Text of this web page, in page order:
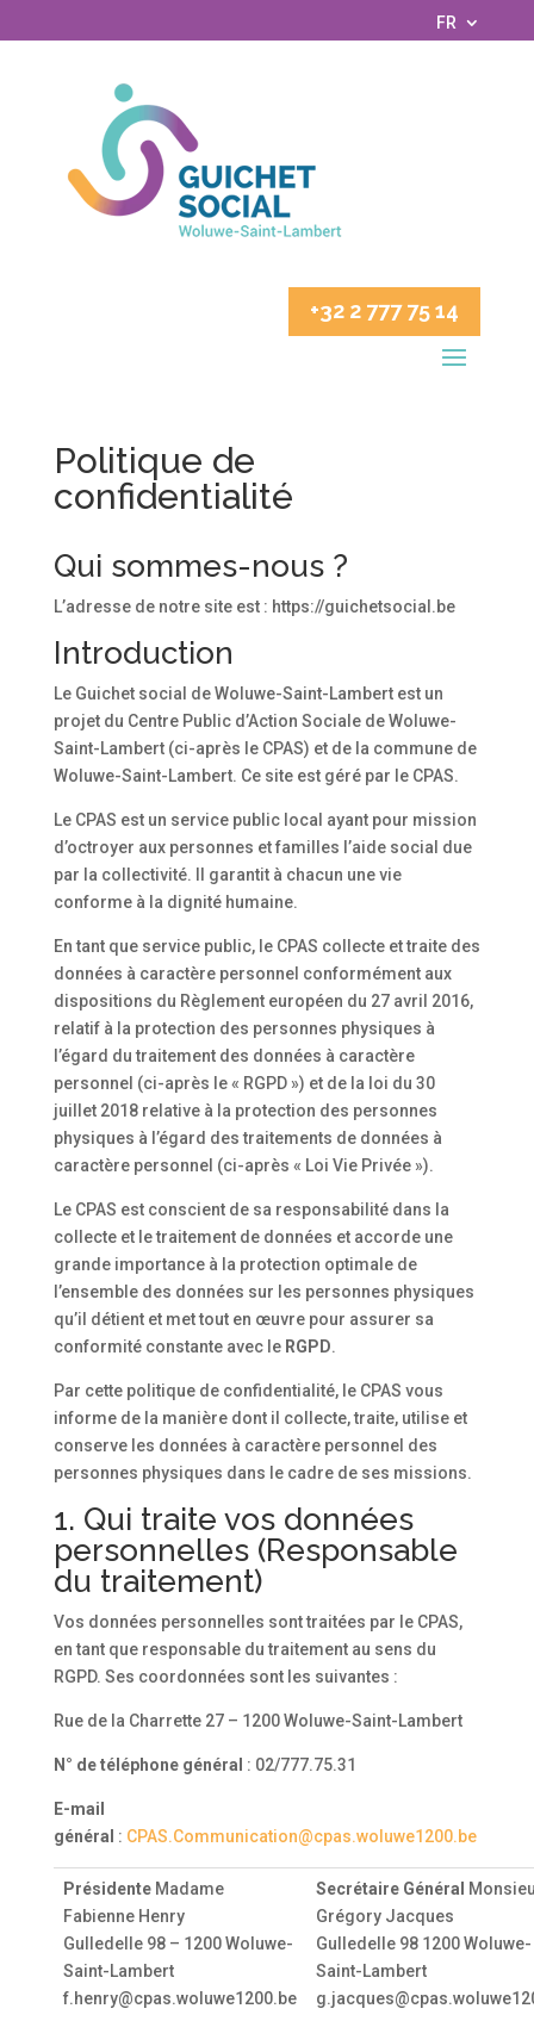
FR
+32 2 777 75 14
Politique de
confidentialité
Qui sommes-nous ?
L’adresse de notre site est : https://guichetsocial.be
Introduction
Le Guichet social de Woluwe-Saint-Lambert est un
projet du Centre Public d’Action Sociale de Woluwe-
Saint-Lambert (ci-après le CPAS) et de la commune de
Woluwe-Saint-Lambert. Ce site est géré par le CPAS.
Le CPAS est un service public local ayant pour mission
d’octroyer aux personnes et familles l’aide social due
par la collectivité. Il garantit à chacun une vie
conforme à la dignité humaine.
En tant que service public, le CPAS collecte et traite des
données à caractère personnel conformément aux
dispositions du Règlement européen du 27 avril 2016,
relatif à la protection des personnes physiques à
l’égard du traitement des données à caractère
personnel (ci-après le « RGPD ») et de la loi du 30
juillet 2018 relative à la protection des personnes
physiques à l’égard des traitements de données à
caractère personnel (ci-après « Loi Vie Privée »).
Le CPAS est conscient de sa responsabilité dans la
collecte et le traitement de données et accorde une
grande importance à la protection optimale de
l’ensemble des données sur les personnes physiques
qu’il détient et met tout en œuvre pour assurer sa
conformité constante avec le RGPD.
Par cette politique de confidentialité, le CPAS vous
informe de la manière dont il collecte, traite, utilise et
conserve les données à caractère personnel des
personnes physiques dans le cadre de ses missions.
1. Qui traite vos données
personnelles (Responsable
du traitement)
Vos données personnelles sont traitées par le CPAS,
en tant que responsable du traitement au sens du
RGPD. Ses coordonnées sont les suivantes :
Rue de la Charrette 27 – 1200 Woluwe-Saint-Lambert
N° de téléphone général : 02/777.75.31
E-mail
général : CPAS.Communication@cpas.woluwe1200.be
PrésidenteMadame
Fabienne Henry
Gulledelle 98 – 1200 Woluwe-
Saint-Lambert
f.henry@cpas.woluwe1200.be
Secrétaire Général
Grégory Jacques
Gulledelle 98 1200 Woluwe-
Saint-Lambert